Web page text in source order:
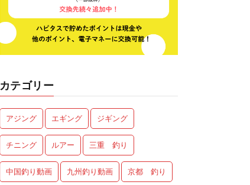
カテゴリー
アジング エギング ジギング
チニング ルアー 三重 釣り
中国釣り動画 九州釣り動画 京都 釣り